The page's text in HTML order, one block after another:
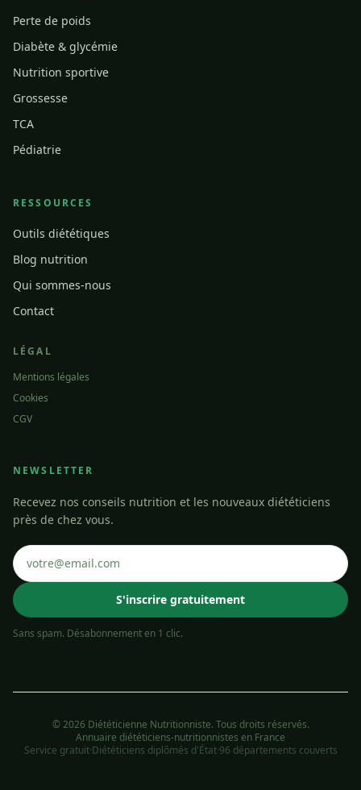
Perte de poids
Diabète & glycémie
Nutrition sportive
Grossesse
TCA
Pédiatrie
RESSOURCES
Outils diététiques
Blog nutrition
Qui sommes-nous
Contact
LÉGAL
Mentions légales
Cookies
CGV
NEWSLETTER
Recevez nos conseils nutrition et les nouveaux diététiciens
près de chez vous.
S'inscrire gratuitement
Sans spam. Désabonnement en 1 clic.
© 2026 Diététicienne Nutritionniste. Tous droits réservés.
Annuaire diététiciens-nutritionnistes en France
Service gratuit·Diététiciens diplômés d'État·96 départements couverts